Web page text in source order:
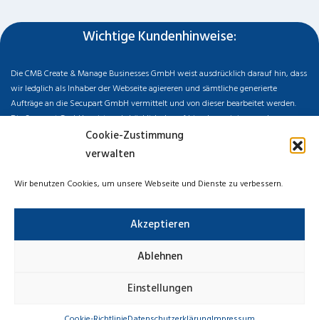
Cookie-Zustimmung
verwalten
Wir benutzen Cookies, um unsere Webseite und Dienste zu verbessern.
Akzeptieren
Ablehnen
Einstellungen
Wichtige Kundenhinweise:
Die CMB Create & Manage Businesses GmbH weist ausdrücklich darauf hin, dass
wir ledglich als Inhaber der Webseite agiereren und sämtliche generierte
Aufträge an die Secupart GmbH vermittelt und von dieser bearbeitet werden.
Die Secupart GmbH weist nachdrücklich darauf hin, dass wir in manchen
Ortschaften keine Zweigstelle haben, sondern die gewünschten Services als
mobiler Dienstleister zu unserem fairen Ortstarif bieten. Neben eigenen
zusammen, an die wir den Auftrag dann weiter vermitteln. Im Falle eines
der Fremdfirmen haften. Haftungsansprüche sind direkt gegenüber der
Kooperationsfirma vor Ort zu stellen und nicht an uns zu richten. Entnehmen Sie
die Daten und die Preise des Partners bitte dem Auftragsformular, welches Sie
Datenschutzerklärung